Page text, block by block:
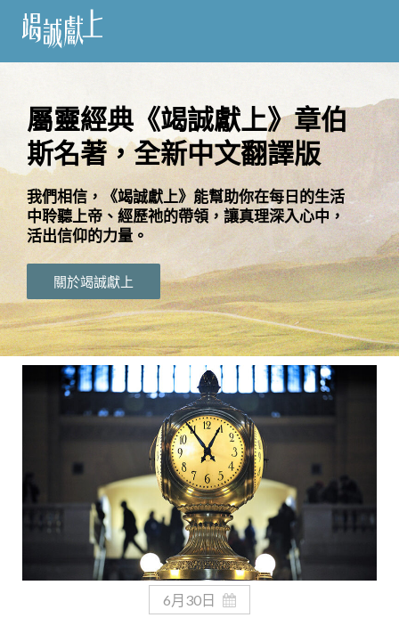
閱
語
言
關
於
竭
誠
獻
上
奉獻
屬靈經典《竭誠獻上》章伯
斯名著，全新中文翻譯版
我們相信，《竭誠獻上》能幫助你在每日的生活
中聆聽上帝、經歷祂的帶領，讓真理深入心中，
活出信仰的力量。
關於竭誠獻上
6月30日